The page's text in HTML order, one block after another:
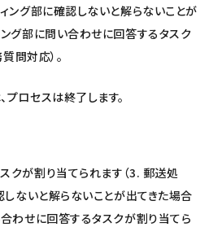
ング部に確認しないと解らないことが
グ部に問い合わせに回答するタスク
問対応）。
ロセスは終了します。
クが割り当てられます（3. 郵送処
しないと解らないことが出てきた場合
わせに回答するタスクが割り当てら